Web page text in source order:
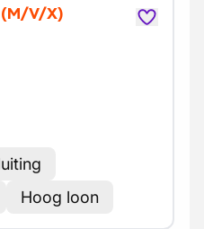
(M/V/X)
Hoog loon